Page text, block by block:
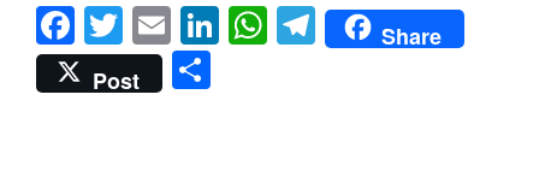
Facebook
Twitter
EmailLinkedIn
WhatsApp
Telegram
Share
Post
Compartir